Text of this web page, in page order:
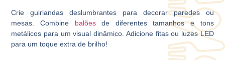
Crie guirlandas deslumbrantes para decorar paredes ou
mesas. Combine balõesde diferentes tamanhos e tons
metálicos para um visual dinâmico. Adicione fitas ou luzes LED
para um toque extra de brilho!